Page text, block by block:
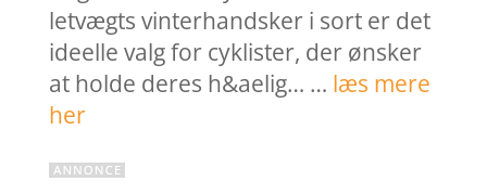
letvægts vinterhandsker i sort er det
ideelle valg for cyklister, der ønsker
at holde deres h&aelig… … læs mere
her